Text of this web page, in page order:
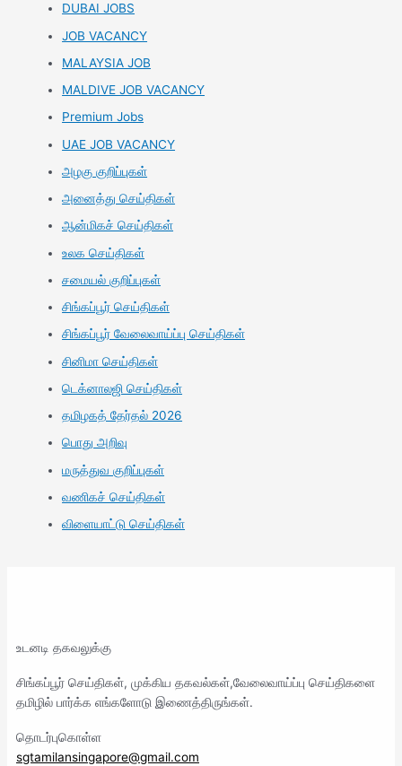
DUBAI JOBS
JOB VACANCY
MALAYSIA JOB
MALDIVE JOB VACANCY
Premium Jobs
UAE JOB VACANCY
அழகு குறிப்புகள்
அனைத்து செய்திகள்
ஆன்மிகச் செய்திகள்
உலக செய்திகள்
சமையல் குறிப்புகள்
சிங்கப்பூர் செய்திகள்
சிங்கப்பூர் வேலைவாய்ப்பு செய்திகள்
சினிமா செய்திகள்
டெக்னாலஜி செய்திகள்
தமிழகத் தேர்தல் 2026
பொது அறிவு
மருத்துவ குறிப்புகள்
வணிகச் செய்திகள்
விளையாட்டு செய்திகள்
உடனடி தகவலுக்கு
சிங்கப்பூர் செய்திகள், முக்கிய தகவல்கள்,வேலைவாய்ப்பு செய்திகளை
தமிழில் பார்க்க எங்களோடு இணைத்திருங்கள்.
தொடர்புகொள்ள
sgtamilansingapore@gmail.com